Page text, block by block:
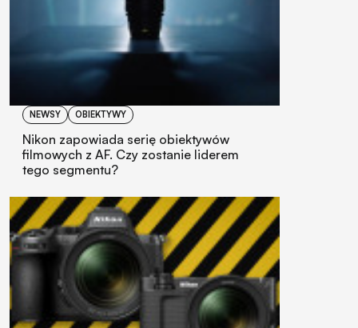
NEWSY OBIEKTYWY
Nikon zapowiada serię obiektywów
filmowych z AF. Czy zostanie liderem
tego segmentu?